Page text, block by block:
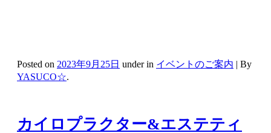
Posted on 2023年9月25日 under in イベントのご案内 | By
YASUCO☆.
カイロプラクター&エステティ